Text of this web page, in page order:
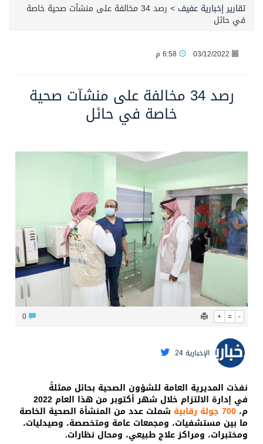
محافظ عفيف يؤدي صلاة عيد الأضحى
تقارير إخبارية عفيف > رصد 34 مخالفة على منشآت صحية خاصة
في حائل
03/12/2022
رصد 34 مخالفة على منشآت صحية
خاصة في حائل
+ = -
الإخبارية 24
نفذت المديرية العامة للشؤون الصحية بحائل ممثلةً
في إدارة الالتزام خلال شهر أكتوبر من هذا العام 2022
م، 700 ‏جولة رقابية شملت عدد من المنشأة الصحية الخاصة
ما بين مستشفيات، ومجمعات عامة ومتخصصة، وصيدليات،
‏ومختبرات، ومراكز علاج طبيعي، ومحال نظارات.‏